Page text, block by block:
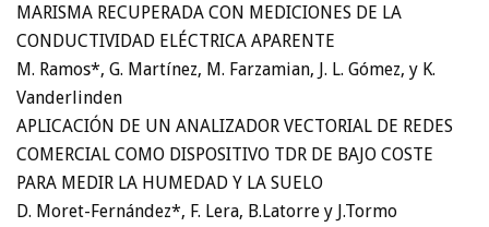
MARISMA RECUPERADA CON MEDICIONES DE LA
CONDUCTIVIDAD ELÉCTRICA APARENTE
M. Ramos*, G. Martínez, M. Farzamian, J. L. Gómez, y K.
Vanderlinden
APLICACIÓN DE UN ANALIZADOR VECTORIAL DE REDES
COMERCIAL COMO DISPOSITIVO TDR DE BAJO COSTE
PARA MEDIR LA HUMEDAD Y LA SUELO
D. Moret-Fernández*, F. Lera, B.Latorre y J.Tormo